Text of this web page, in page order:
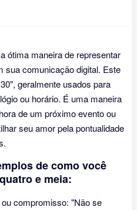
ótima maneira de representar
sua comunicação digital. Este
geralmente usados para
ou horário. É uma maneira
de um próximo evento ou
seu amor pela pontualidade
de como você
e meia:
compromisso: "Não se